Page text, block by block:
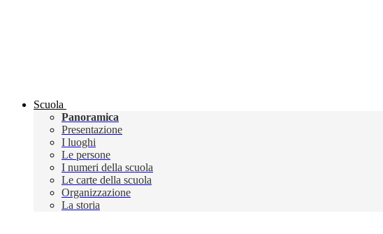
Scuola
Panoramica
Presentazione
I luoghi
Le persone
I numeri della scuola
Le carte della scuola
Organizzazione
La storia